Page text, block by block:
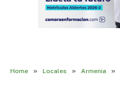
Home » Locales » Armenia »